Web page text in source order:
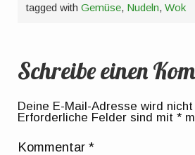
tagged withGemüse, Nudeln,Wok
Schreibe einen
Deine E-Mail-Adresse wird
Erforderliche Felder sind mit*
Kommentar*